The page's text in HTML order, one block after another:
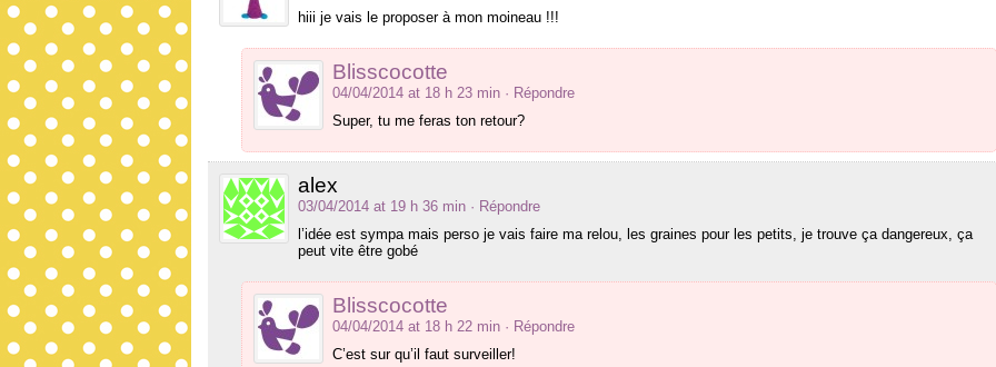
hiii je vais le proposer à mon moineau !!!
Blisscocotte
04/04/2014 at 18 h 23 min · Répondre
Super, tu me feras ton retour?
alex
03/04/2014 at 19 h 36 min · Répondre
l’idée est sympa mais perso je vais faire ma relou, les graines pour les petits, je trouve ça dangereux, ça
peut vite être gobé
Blisscocotte
04/04/2014 at 18 h 22 min · Répondre
C’est sur qu’il faut surveiller!